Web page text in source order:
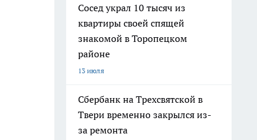
Сосед украл 10 тысяч из
квартиры своей спящей
знакомой в Торопецком
районе
13 июля
Сбербанк на Трехсвятской в
Твери временно закрылся из-
за ремонта